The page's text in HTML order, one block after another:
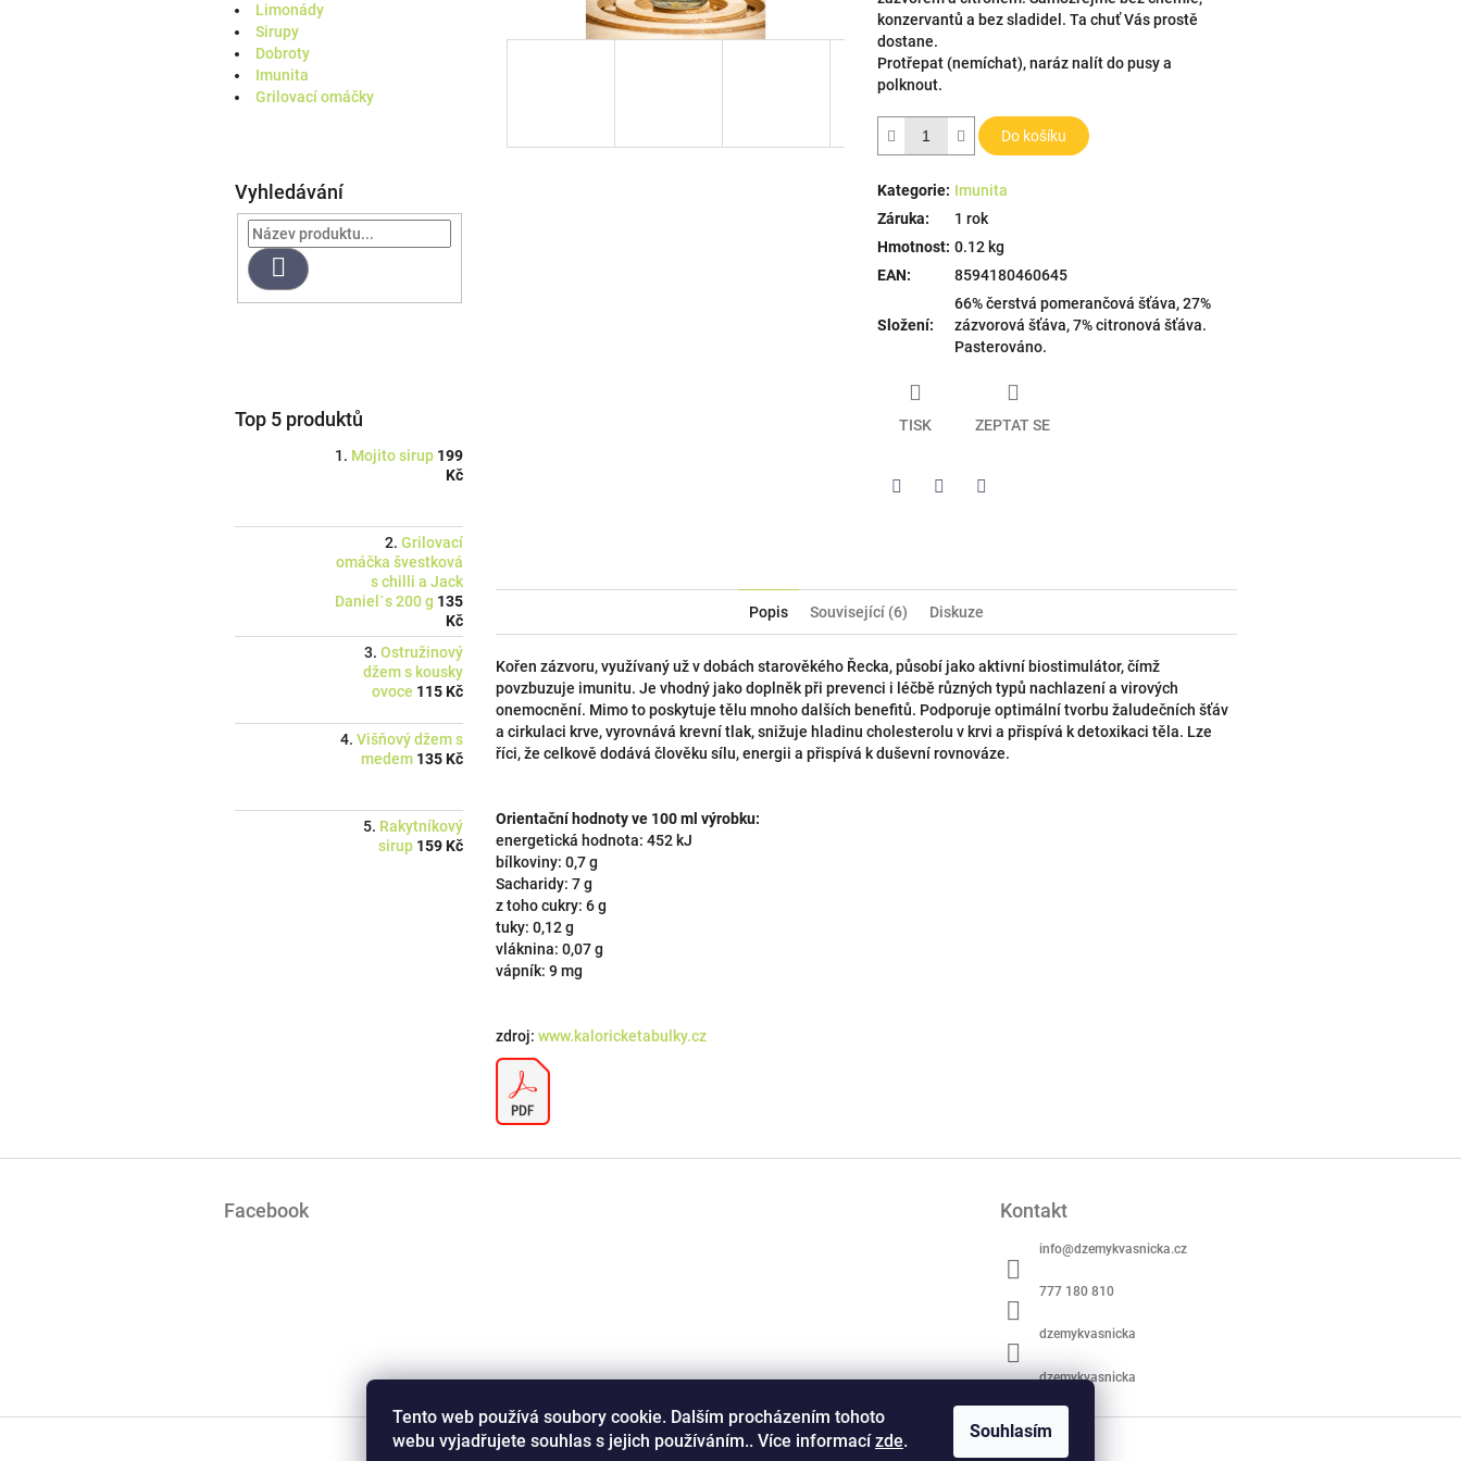
Tento web používá soubory cookie. Dalším procházením tohoto
webu vyjadřujete souhlas s jejich používáním.. Více informacízde. Souhlasím
Limonády
Sirupy
Dobroty
Imunita
Grilovací omáčky
Vyhledávání
Hledat
Top 5 produktů
Mojito sirup 199
Kč
Grilovací
omáčka švestková
s chilli a Jack
Daniel´s 200 g 135
Kč
Ostružinový
džem s kousky
ovoce 115 Kč
Višňový džem s
medem 135 Kč
Rakytníkový
sirup 159 Kč
hvězdiček.
konzervantů a bez sladidel. Ta chuť Vás prostě
dostane.
Protřepat (nemíchat), naráz nalít do pusy a
polknout.
Do košíku
Kategorie: Imunita
Záruka:
1 rok
Hmotnost: 0.12 kg
EAN: 8594180460645
Složení:
66% čerstvá pomerančová šťáva, 27%
zázvorová šťáva, 7% citronová šťáva.
Pasterováno.
TISK ZEPTAT SE
Popis Související (6) Diskuze
Kořen zázvoru, využívaný už v dobách starověkého Řecka, působí jako aktivní biostimulátor, čímž
povzbuzuje imunitu. Je vhodný jako doplněk při prevenci i léčbě různých typů nachlazení a virových
onemocnění. Mimo to poskytuje tělu mnoho dalších benefitů. Podporuje optimální tvorbu žaludečních šťáv
a cirkulaci krve, vyrovnává krevní tlak, snižuje hladinu cholesterolu v krvi a přispívá k detoxikaci těla. Lze
říci, že celkově dodává člověku sílu, energii a přispívá k duševní rovnováze.
Orientační hodnoty ve 100 ml výrobku:
energetická hodnota: 452 kJ
bílkoviny: 0,7 g
Sacharidy: 7 g
z toho cukry: 6 g
tuky: 0,12 g
vláknina: 0,07 g
vápník: 9 mg
zdroj: www.kaloricketabulky.cz
Facebook Kontakt
info@dzemykvasnicka.cz
777 180 810
dzemykvasnicka
dzemykvasnicka
www.dzemykvasnicka.cz Ochrana osovních údajů Kde koupíte naše džemy Obchodní podmínky